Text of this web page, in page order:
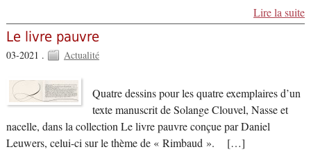
Lire la suite
Le livre pauvre
03-2021 . Actualité
Quatre dessins pour les quatre exemplaires d’un
texte manuscrit de Solange Clouvel, Nasse et
nacelle, dans la collection Le livre pauvre conçue par Daniel
Leuwers, celui-ci sur le thème de « Rimbaud ». […]